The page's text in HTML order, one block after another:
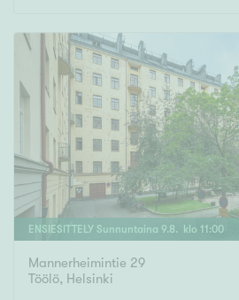
Kunto
Hyvä
Tyydyttävä
Välttävä
Ominaisuudet
Hissi
Järvi- tai merinäköala
Maalämpö
Oma ranta
ENSIESITTELY Sunnuntaina 9.8. klo 11 :00
Mannerheimintie 29
Töölö, Helsinki